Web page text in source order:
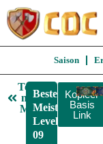
Saison
Terug
naar
MH9
Beste
Meisterhütte
Level
09
Kopieer
Basis
Link